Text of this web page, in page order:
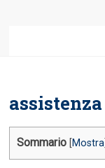
Sommario Mostra